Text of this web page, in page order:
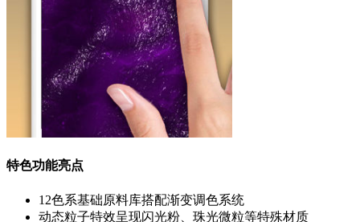
特色功能亮点
12色系基础原料库搭配渐变调色系统
动态粒子特效呈现闪光粉、珠光微粒等特殊材质